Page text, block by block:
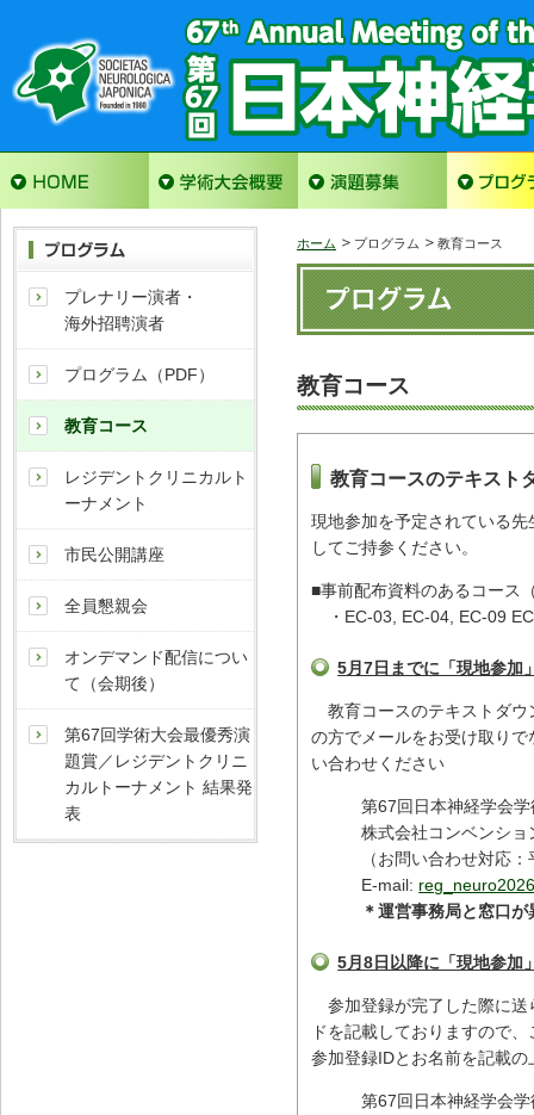
プレナリー演者・
海外招聘演者
プログラム（PDF）
教育コース
レジデントクリニカルト
ーナメント
市民公開講座
全員懇親会
オンデマンド配信につい
て（会期後）
第67回学術大会最優秀演
題賞／レジデントクリニ
カルトーナメント 結果発
表
ホーム プログラム 教育コース
教育コース
教育コースのテキスト
現地参加を予定されている
してご持参ください。
■事前配布資料のあるコース
・EC-03, EC-04, EC-09
5月7日までに「現地参加
教育コースのテキストダウ
の方でメールをお受け取り
い合わせください
第67回日本神経学会
株式会社コンベンショ
（お問い合わせ対応
E-mail:
＊運営事務局と窓口
5月8日以降に「現地参加
参加登録が完了した際に送
ドを記載しておりますので
参加登録IDとお名前を記載
第67回日本神経学会